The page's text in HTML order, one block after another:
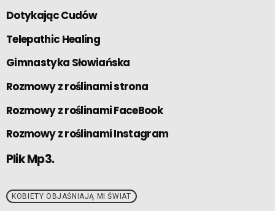
Dotykając Cudów
Telepathic Healing
Gimnastyka Słowiańska
Rozmowy z roślinami strona
Rozmowy z roślinami FaceBook
Rozmowy z roślinami Instagram
Plik Mp3.
KOBIETY OBJAŚNIAJĄ MI ŚWIAT